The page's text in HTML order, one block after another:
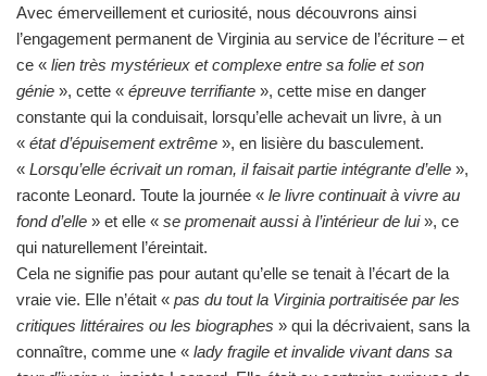
Avec émerveillement et curiosité, nous découvrons ainsi
l’engagement permanent de Virginia au service de l’écriture – et
ce « lien très mystérieux et complexe entre sa folie et son
génie », cette « épreuve terrifiante », cette mise en danger
constante qui la conduisait, lorsqu’elle achevait un livre, à un
« état d’épuisement extrême », en lisière du basculement.
« Lorsqu’elle écrivait un roman, il faisait partie intégrante d’elle »,
raconte Leonard. Toute la journée « le livre continuait à vivre au
fond d’elle » et elle « se promenait aussi à l’intérieur de lui», ce
qui naturellement l’éreintait.
Cela ne signifie pas pour autant qu’elle se tenait à l’écart de la
vraie vie. Elle n’était « pas du tout la Virginia portraitisée par les
critiques littéraires ou les biographes » qui la décrivaient, sans la
connaître, comme une « lady fragile et invalide vivant dans sa